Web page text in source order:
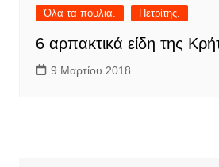
Όλα τα πουλιά. Πετρίτης.
6 αρπακτικά είδη της
9 Μαρτίου 2018